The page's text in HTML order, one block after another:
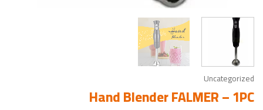
Uncategorized
Hand Blender FALMER – 1PC